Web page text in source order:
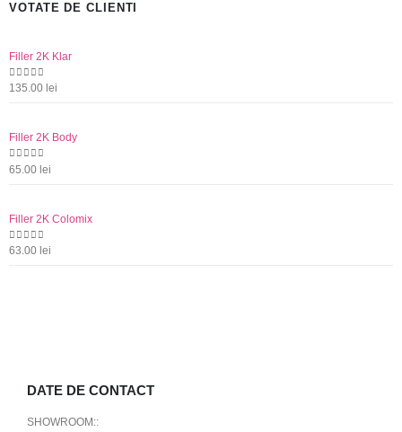
25.00 lei
VOTATE DE CLIENTI
Filler 2K Klar
0out of 5
135.00 lei
Filler 2K Body
0out of 5
65.00 lei
Filler 2K Colomix
0out of 5
63.00 lei
DATE DE CONTACT
SHOWROOM::